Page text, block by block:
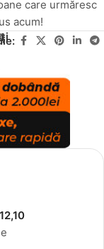
care urmăresc
acum!